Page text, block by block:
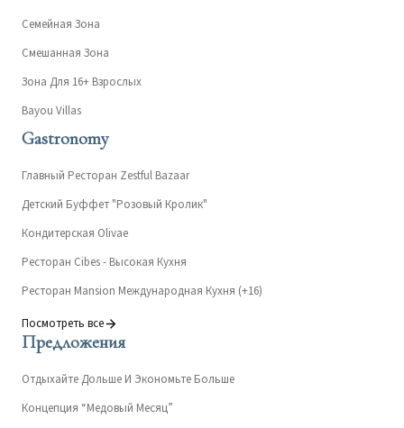
Семейная Зона
Смешанная Зона
Зона Для 16+ Взрослых
Bayou Villas
Gastronomy
Главный Ресторан Zestful Bazaar
Детский Буффет "Розовый Кролик"
Кондитерская Olivae
Ресторан Cibes - Высокая Кухня
Ресторан Mansion Международная Кухня (+16)
Посмотреть все
Предложения
Отдыхайте Дольше И Экономьте Больше
Концепция “Медовый Месяц”